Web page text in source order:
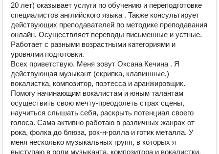
20 лет) оказывает услуги по обучению и переподготовке
специалистов английского языка . Также консультирует
действующих преподавателей по методике преподавания
онлайн. Осуществляет переводы письменные и устные.
Работает с разными возрастными категориями и
уровнями подготовки.
Всех приветствую. Меня зовут Оксана Кечина . Я
действующая музыкант (скрипка, клавишные,)
вокалистка, композитор, поэтесса и аранжировщик.
Помогу начинающим вокалистам и юным талантам
осуществить свою мечту-преодолеть страх сцены,
научиться слышать себя, раскрыть потенциал своего
голоса. Сама активно работаю в различных жанрах от
рока, фолка до блюза, рок-н-ролла и готик металла. У
меня несколько музыкальных групп, в которых я
выступаю в роли музыканта, композитора и вокалистки.